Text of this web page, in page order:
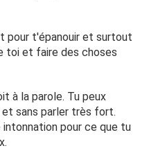
pour t'épanouir et surtout
toi et faire des choses
à la parole. Tu peux
sans parler très fort.
pour ce que tu